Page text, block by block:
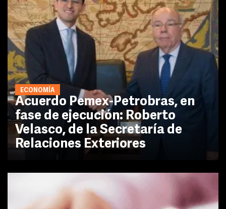
ECONOMÍA
Acuerdo Pemex-Petrobras, en
fase de ejecución: Roberto
Velasco, de la Secretaría de
Relaciones Exteriores